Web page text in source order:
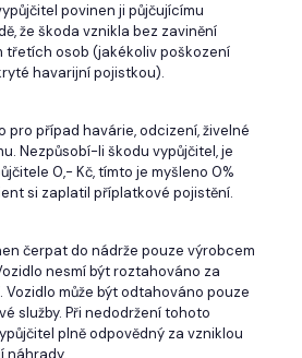
povinen ji půjčujícímu
že škoda vznikla bez zavinění
třetích osob (jakékoliv poškození
havarijní pojistkou).
pro případ havárie, odcizení, živelné
Nezpůsobí-li škodu vypůjčitel, je
0,- Kč, tímto je myšleno 0%
si zaplatil příplatkové pojistění.
čerpat do nádrže pouze výrobcem
nesmí být roztahováno za
může být odtahováno pouze
služby. Při nedodržení tohoto
plně odpovědný za vzniklou
náhrady.